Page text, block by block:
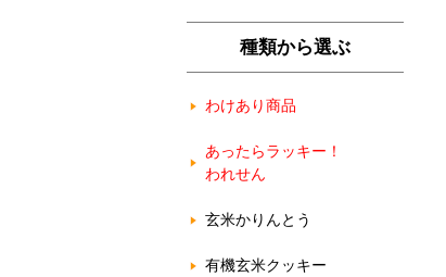
種類から選ぶ
わけあり商品
あったらラッキー！
われせん
玄米かりんとう
有機玄米クッキー